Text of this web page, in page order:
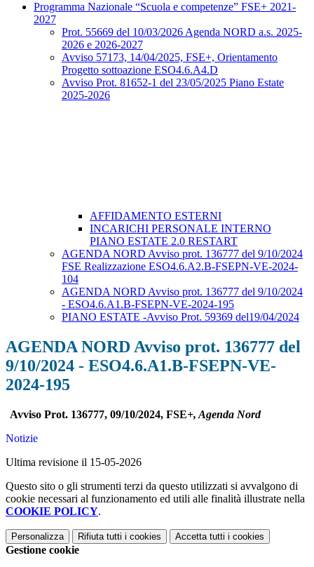
Programma Nazionale “Scuola e competenze” FSE+ 2021-
2027
Prot. 55669 del 10/03/2026 Agenda NORD a.s. 2025-
2026 e 2026-2027
Avviso 57173, 14/04/2025, FSE+, Orientamento
Progetto sottoazione ESO4.6.A4.D
Avviso Prot. 81652-1 del 23/05/2025 Piano Estate
2025-2026
AFFIDAMENTO ESTERNI
INCARICHI PERSONALE INTERNO
PIANO ESTATE 2.0 RESTART
AGENDA NORD Avviso prot. 136777 del 9/10/2024
FSE Realizzazione ESO4.6.A2.B-FSEPN-VE-2024-
104
AGENDA NORD Avviso prot. 136777 del 9/10/2024
- ESO4.6.A1.B-FSEPN-VE-2024-195
PIANO ESTATE -Avviso Prot. 59369 del19/04/2024
AGENDA NORD Avviso prot. 136777 del
9/10/2024 - ESO4.6.A1.B-FSEPN-VE-
2024-195
Avviso Prot. 136777, 09/10/2024, FSE+, Agenda Nord
Notizie
Ultima revisione il 15-05-2026
Questo sito o gli strumenti terzi da questo utilizzati si avvalgono di
cookie necessari al funzionamento ed utili alle finalità illustrate nella
COOKIE POLICY.
Personalizza Rifiuta tutti i cookies Accetta tutti i cookies
Gestione cookie